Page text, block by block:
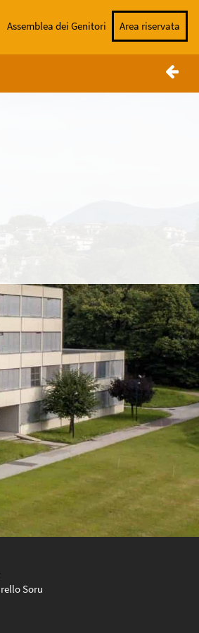
Assemblea dei Genitori Area riservata
Soru